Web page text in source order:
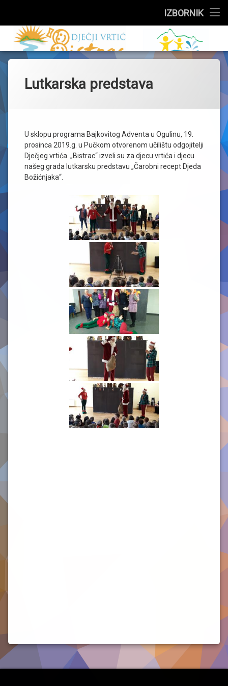
IZBORNIK
Upisi
Događanja
Skupine
Zdravstveni kutak
Jelovnik
O vrtiću
Preskoči
sadržaj
Dječji vrtić
Lutkarska predstava
U sklopu programa Bajkovitog Adventa u Ogulinu, 19.
prosinca 2019.g. u Pučkom otvorenom učilištu odgojitelji
Dječjeg vrtića „Bistrac“ izveli su za djecu vrtića i djecu
našeg grada lutkarsku predstavu „Čarobni recept Djeda
Božićnjaka“.